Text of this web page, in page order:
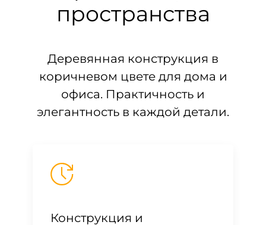
пространства
Деревянная конструкция в
коричневом цвете для дома и
офиса. Практичность и
элегантность в каждой детали.
Конструкция и